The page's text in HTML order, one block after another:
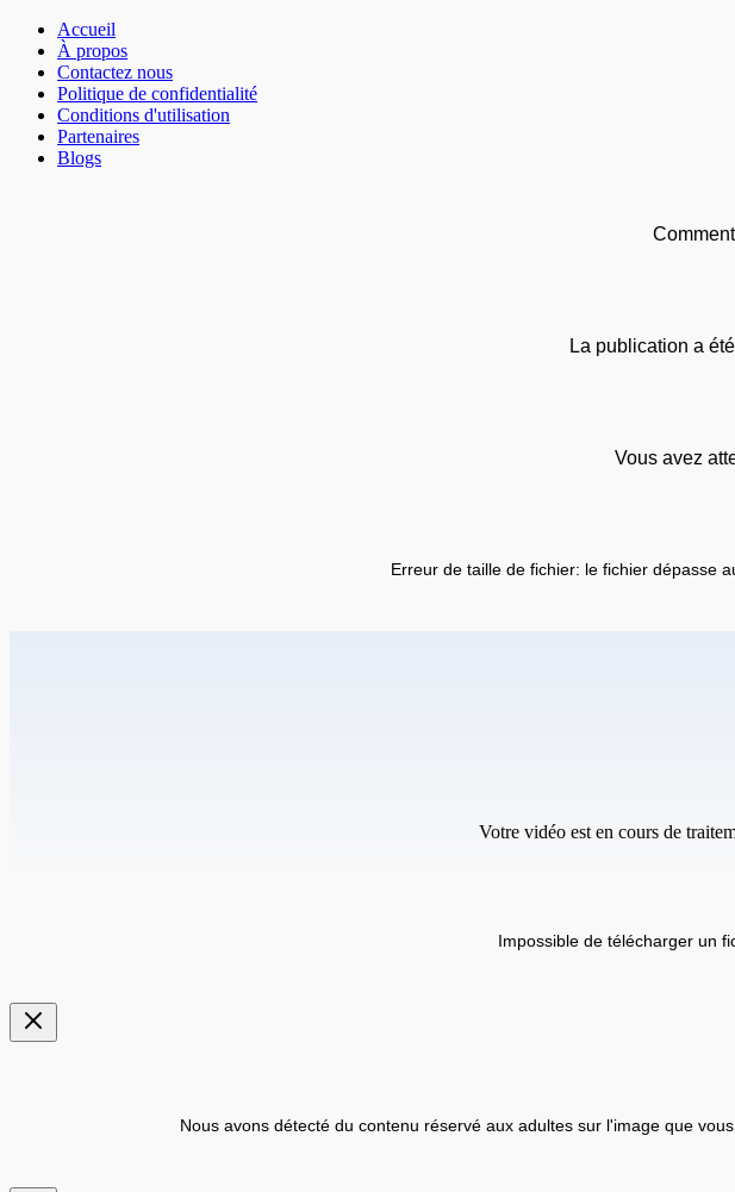
Accueil
À propos
Contactez nous
Politique de confidentialité
Conditions d'utilisation
Partenaires
Blogs
La publication a
Vous avez
Erreur de taille de fichier: le fichier dépasse
Votre vidéo est en cours de
Impossible de télécharger un
Nous avons détecté du contenu réservé aux adultes sur l'image que